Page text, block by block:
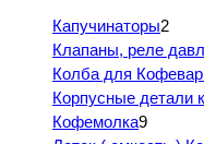
Капучинаторы2
Клапаны, реле
Колба для
Корпусные детали
Кофемолка9